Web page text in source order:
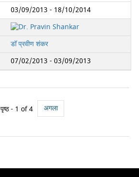
03/09/2013 - 18/10/2014
डॉ प्रवीण शंकर
07/02/2013 - 03/09/2013
पृष्ठ - 1 of 4 अगला